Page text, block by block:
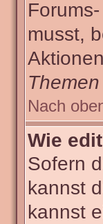
musst,
Nach
Wie
Sofern
kannst
kannst